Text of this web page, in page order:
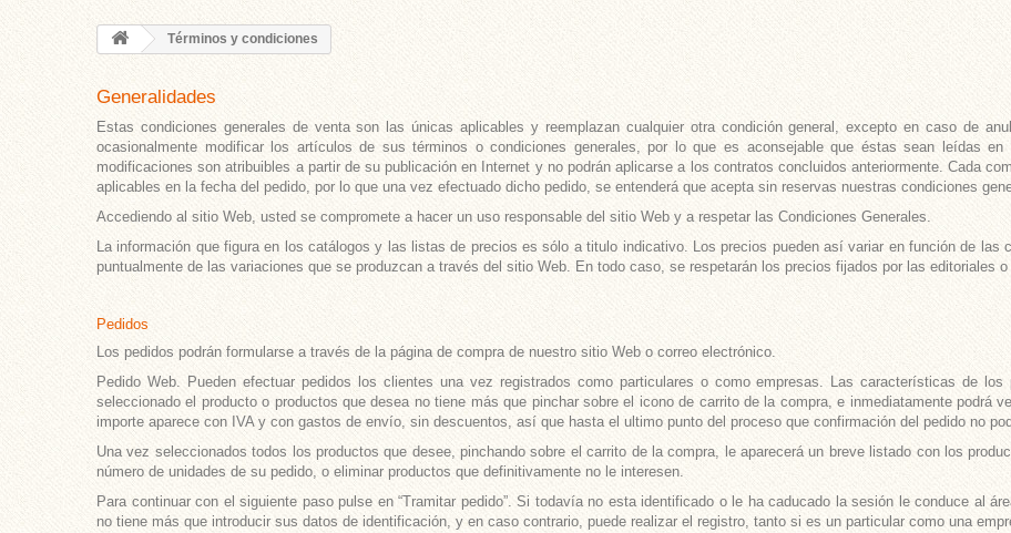
Términos y condiciones
Generalidades
Estas condiciones generales de venta son las únicas aplicables y reemplazan cualquier otra condición general, excepto en caso de
ocasionalmente modificar los artículos de sus términos o condiciones generales, por lo que es aconsejable que éstas sean leídas
modificaciones son atribuibles a partir de su publicación en Internet y no podrán aplicarse a los contratos concluidos anteriormente. Cada
aplicables en la fecha del pedido, por lo que una vez efectuado dicho pedido, se entenderá que acepta sin reservas nuestras condiciones
Accediendo al sitio Web, usted se compromete a hacer un uso responsable del sitio Web y a respetar las Condiciones Generales.
La información que figura en los catálogos y las listas de precios es sólo a titulo indicativo. Los precios pueden así variar en función de las
puntualmente de las variaciones que se produzcan a través del sitio Web. En todo caso, se respetarán los precios fijados por las editoriales
Pedidos
Los pedidos podrán formularse a través de la página de compra de nuestro sitio Web o correo electrónico.
Pedido Web. Pueden efectuar pedidos los clientes una vez registrados como particulares o como empresas. Las características de
seleccionado el producto o productos que desea no tiene más que pinchar sobre el icono de carrito de la compra, e inmediatamente podrá
importe aparece con IVA y con gastos de envío, sin descuentos, así que hasta el ultimo punto del proceso que confirmación del pedido no
Una vez seleccionados todos los productos que desee, pinchando sobre el carrito de la compra, le aparecerá un breve listado con los
número de unidades de su pedido, o eliminar productos que definitivamente no le interesen.
Para continuar con el siguiente paso pulse en “Tramitar pedido”. Si todavía no esta identificado o le ha caducado la sesión le conduce al
no tiene más que introducir sus datos de identificación, y en caso contrario, puede realizar el registro, tanto si es un particular como una